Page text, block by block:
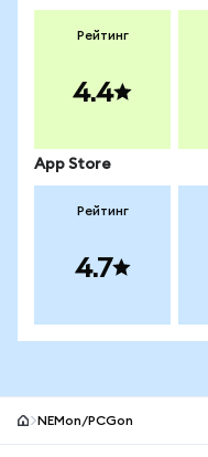
Рейтинг
4.4
App Store
Рейтинг
4.7
NEMon/PCGon